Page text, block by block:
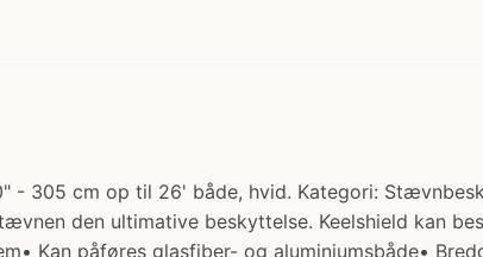
- 305 cm op til 26' både, hvid. Kategori:
den ultimative beskyttelse. Keelshield kan
Kan påføres glasfiber- og aluminiumsbåde•